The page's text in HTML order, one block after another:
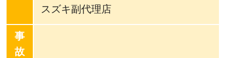
スズキ副代理店
事
故